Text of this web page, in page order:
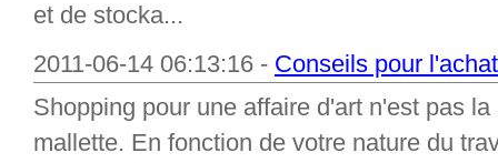
et de stocka...
2011-06-14 06:13:16 - Conseils pour
Shopping pour une affaire d'art n'est pas
mallette. En fonction de votre nature du